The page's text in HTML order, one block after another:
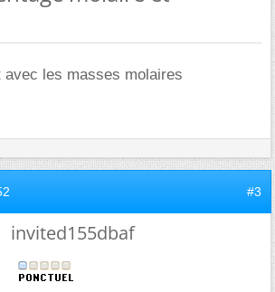
avec les masses molaires
#3
invited155dbaf